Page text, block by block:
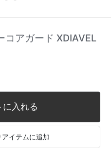
アガード XDIAVEL
に入れる
アイテムに追加